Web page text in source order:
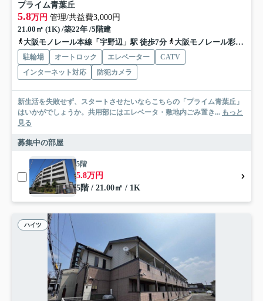
プライム青葉丘
5.8万円 管理/共益費3,000円
21.00㎡ (1K) /築22年 /5階建
大阪モノレール本線「宇野辺」駅 徒歩7分
大阪モノレール彩都「公園東口」駅 徒歩16分
駐輪場 オートロック エレベーター
CATV
インターネット対応
防犯カメラ
新生活を失敗せず、スタートさせたいならこちらの「プライム青葉丘」
はいかがでしょうか。共用部にはエレベータ・敷地内ごみ置き... もっと
見る
募集中の部屋
5階
5.8万円
5階 / 21.00㎡ / 1K
ハイツ